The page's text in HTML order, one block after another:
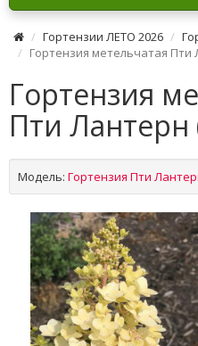
Гортензии ЛЕТО 2026
Гортензия метельчатая Пти
Гортензия
Пти Лантерн
Модель: Гортензия Пти